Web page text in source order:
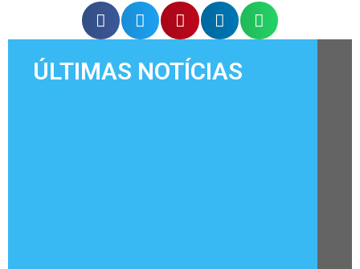
ÚLTIMAS NOTÍCIAS